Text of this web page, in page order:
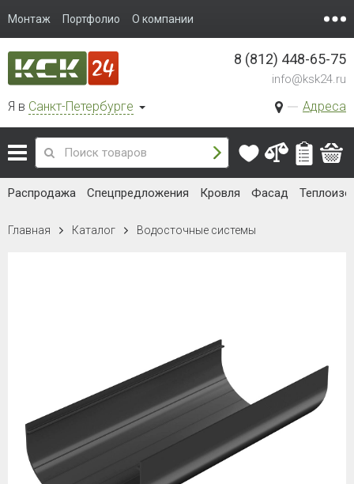
Монтаж Портфолио О компании
Я в Санкт-Петербурге Адреса
8 (812) 448-65-75
info@ksk24.ru
Распродажа Спецпредложения Кровля Фасад
Главная Каталог Водосточные системы